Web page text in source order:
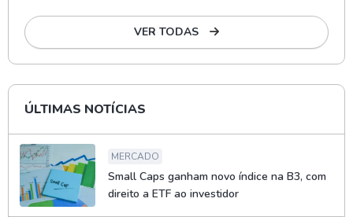
VER TODAS
ÚLTIMAS NOTÍCIAS
MERCADO
Small Caps ganham novo índice na B3, com
direito a ETF ao investidor